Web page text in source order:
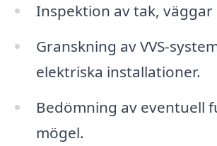
Inspektion av tak, väggar
Granskning av VVS-
elektriska installationer.
Bedömning av eventuell
mögel.